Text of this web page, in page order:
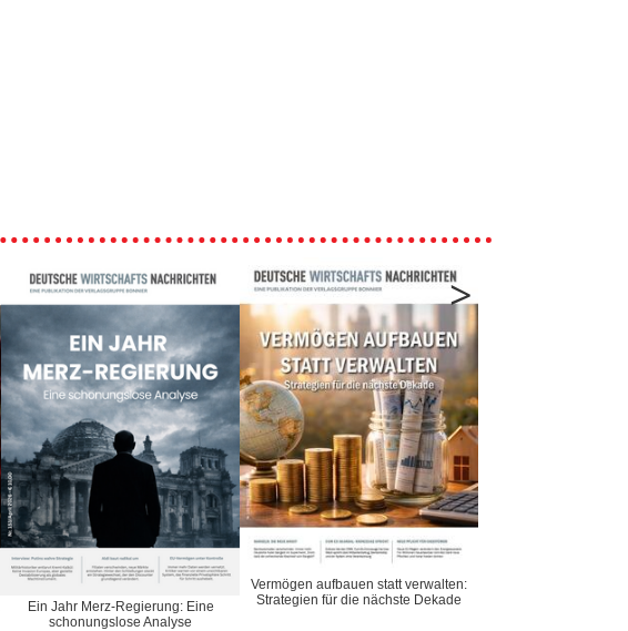
Ein Jahr Merz-Regierung: Eine
schonungslose Analyse
Vermögen aufbauen statt verwalten:
Strategien für die nächste Dekade
>